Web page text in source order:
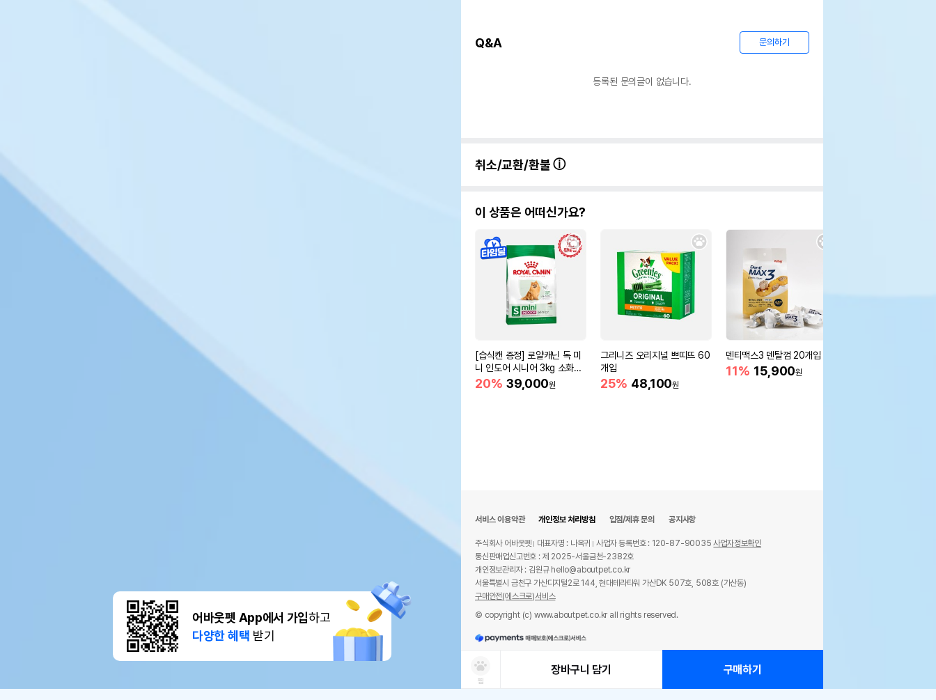
어바웃펫 App에서 가입하고
다양한 혜택 받기
Q&A 문의하기
등록된 문의글이 없습니다.
취소/교환/환불
이 상품은 어떠신가요?
[습식캔 증정] 로얄캐닌 독 미
니 인도어 시니어 3kg 소화도
움
20% 39,000원
그리니즈 오리지널 쁘띠뜨 60
개입
25% 48,100원
덴티맥스3 덴탈껌 20개입
11% 15,900원
찜
장바구니 담기 구매하기
서비스 이용약관 개인정보 처리방침 입점/제휴 문의 공지사항
주식회사 어바웃펫 대표자명 : 나옥귀 사업자 등록번호 : 120-87-90035사업자정보확인
통신판매업신고번호 : 제 2025-서울금천-2382호
개인정보관리자 : 김원규 hello@aboutpet.co.kr
서울특별시 금천구 가산디지털2로 144, 현대테라타워 가산DK 507호, 508호 (가산동)
구매안전(에스크로)서비스
© copyright (c) www.aboutpet.co.kr all rights reserved.